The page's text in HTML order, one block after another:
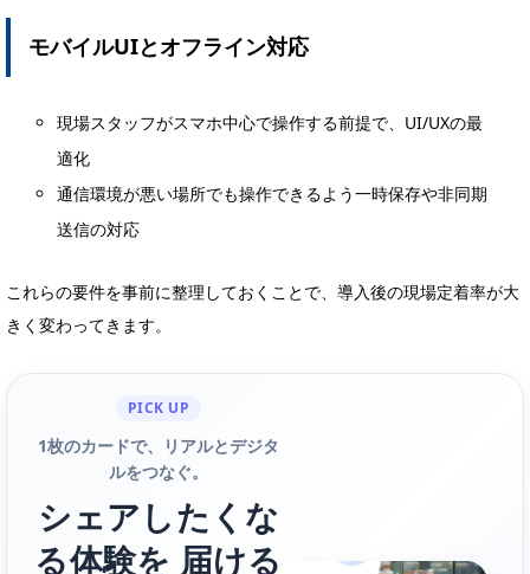
モバイルUIとオフライン対応
現場スタッフがスマホ中心で操作する前提で、UI/UXの最
適化
通信環境が悪い場所でも操作できるよう一時保存や非同期
送信の対応
これらの要件を事前に整理しておくことで、導入後の現場定着率が大
きく変わってきます。
PICK UP
1枚のカードで、リアルとデジタ
ルをつなぐ。
シェアしたくな
る体験を 届ける